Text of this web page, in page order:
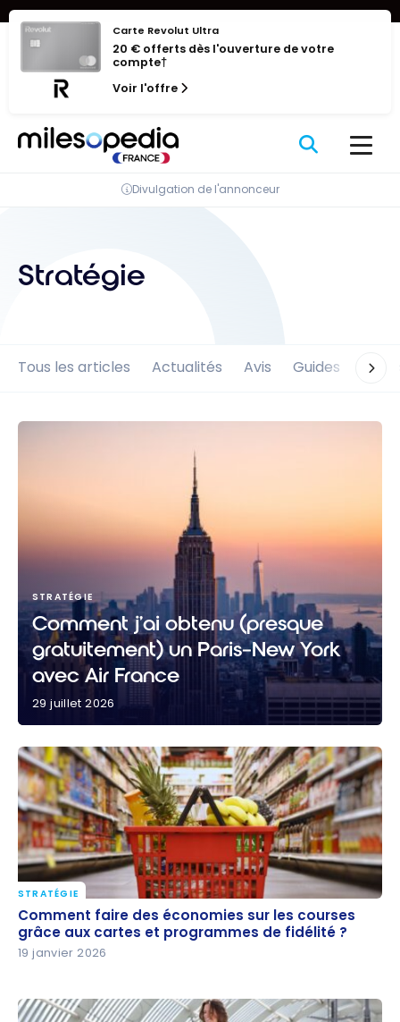
Panneau de gestion des cookies
Se
rendre
contenu
Carte Revolut Ultra
20 € offerts dès l'ouverture de votre
compte†
Voir l'offre
Divulgation de l'annonceur
Stratégie
Tous les articles Actualités Avis Guides
Paris–New York avec Air France
STRATÉGIE
Comment j’ai obtenu (presque
gratuitement) un Paris–New York
avec Air France
29 juillet 2026
Comment faire des économies sur les courses
grâce aux cartes et programmes de fidélité ?
STRATÉGIE
Comment faire des économies sur les courses
grâce aux cartes et programmes de fidélité ?
19 janvier 2026